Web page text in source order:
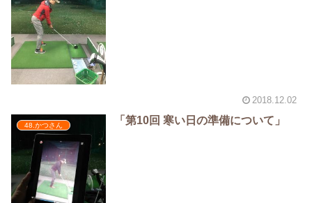
2018.12.02
48.かつさん 「第10回 寒い日の準備について」